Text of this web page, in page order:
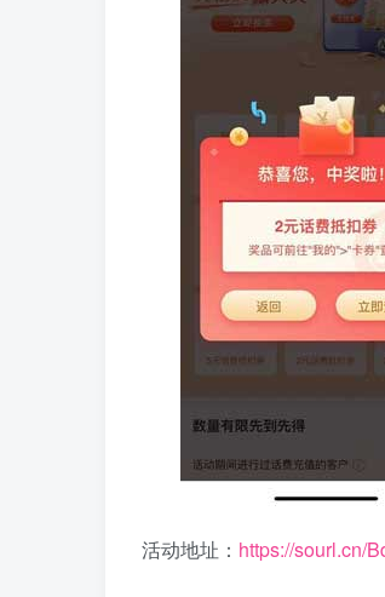
活动地址： https://sourl.cn/